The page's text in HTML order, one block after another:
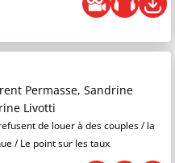
Permasse, Sandrine
Livotti
de louer à des couples / la
/ Le point sur les taux